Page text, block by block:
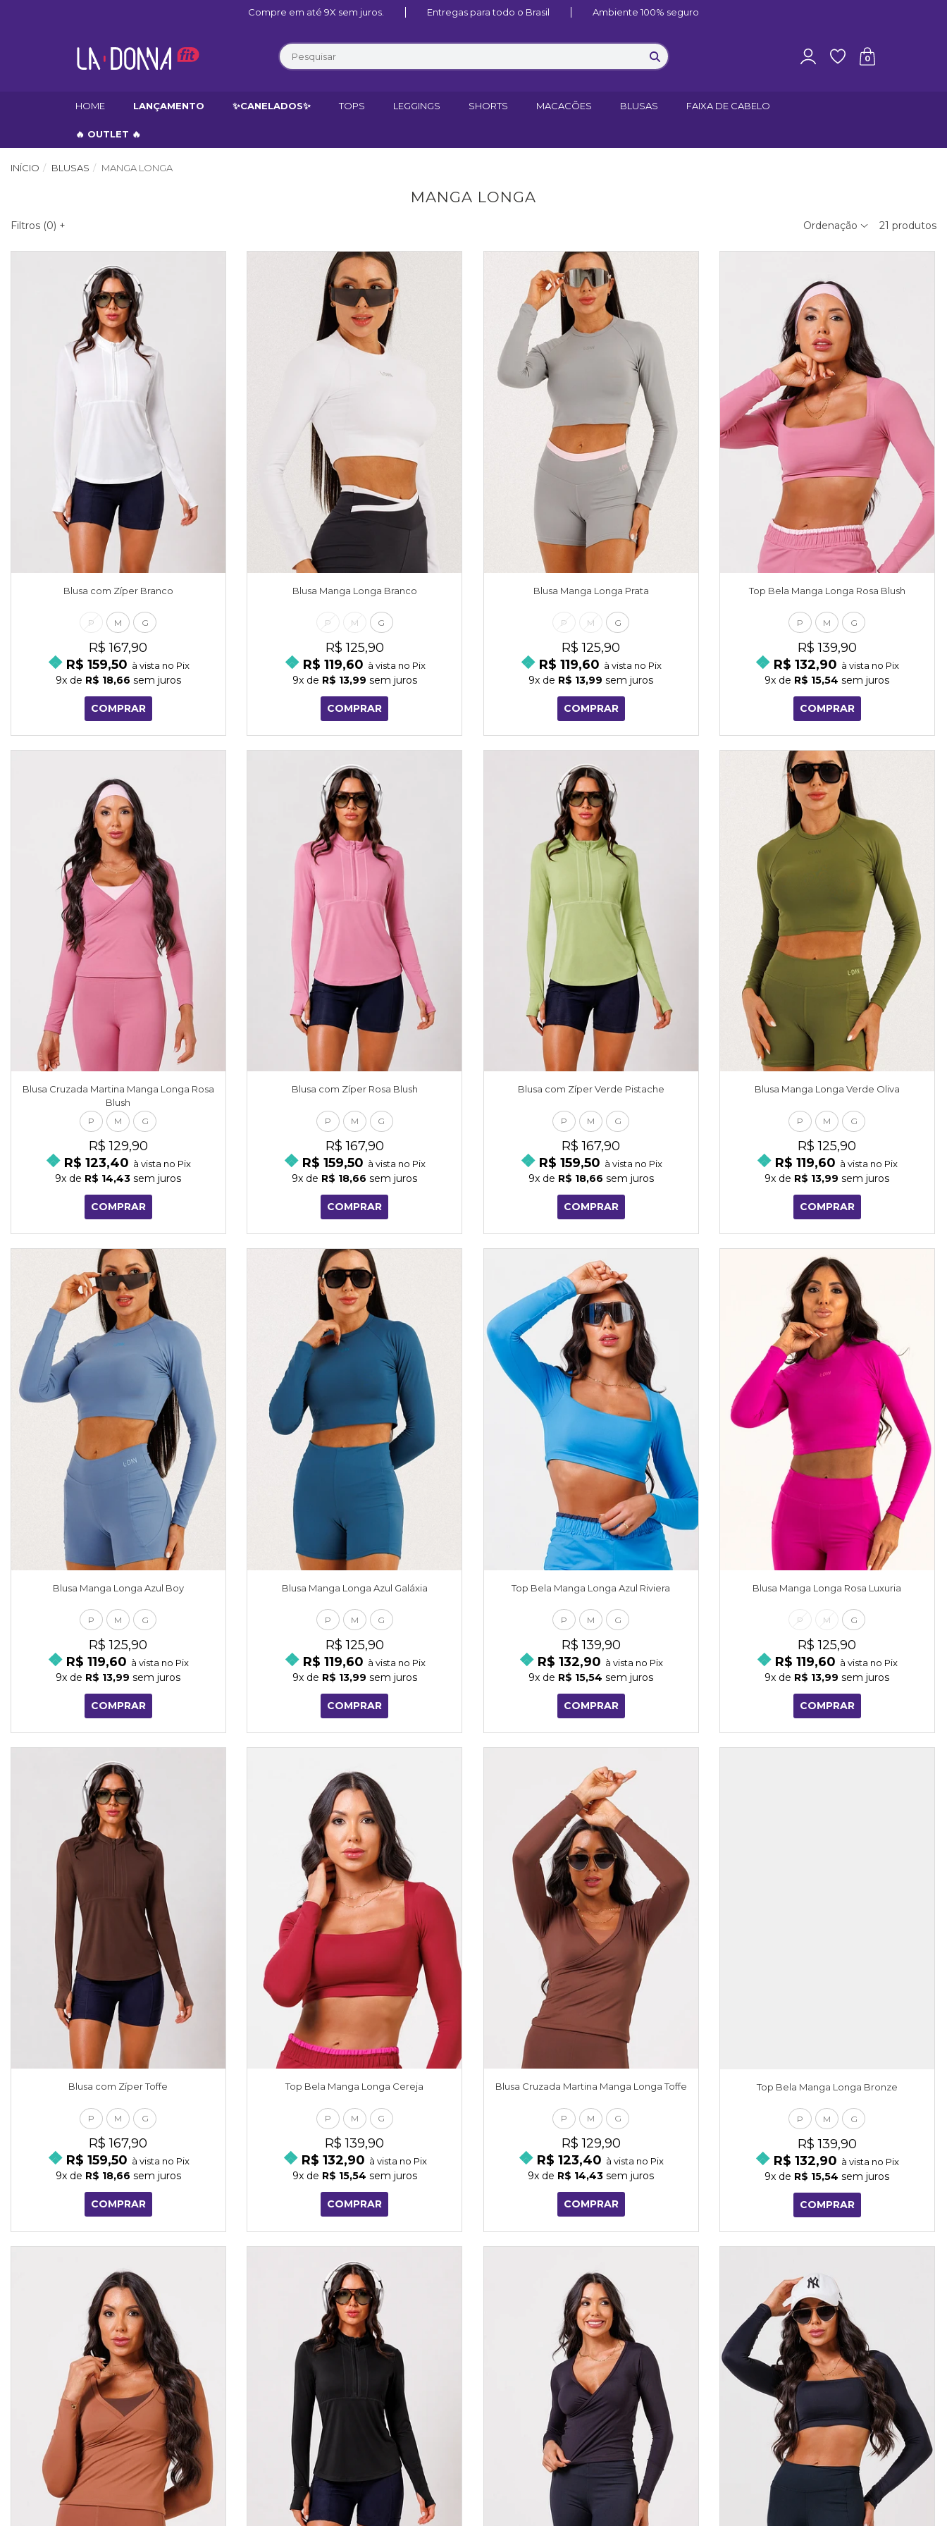
Compre em até 9X sem juros. Entregas para todo o Brasil Ambiente 100% seguro
0
HOME LANÇAMENTO ✨CANELADOS✨ TOPS LEGGINGS SHORTS MACACÕES BLUSAS FAIXA DE CABELO
🔥 OUTLET 🔥
INÍCIO BLUSAS MANGA LONGA
MANGA LONGA
Filtros (0) + Ordenação 21 produtos
Blusa com Zíper Branco
P M G
R$ 167,90
R$ 159,50 à vista no Pix
9xde R$ 18,66 sem juros
COMPRAR
Blusa Manga Longa Branco
P M G
R$ 125,90
R$ 119,60 à vista no Pix
9xde R$ 13,99 sem juros
COMPRAR
Blusa Manga Longa Prata
P M G
R$ 125,90
R$ 119,60 à vista no Pix
9x de R$ 13,99 sem juros
COMPRAR
Top Bela Manga Longa Rosa Blush
P M G
R$ 139,90
R$ 132,90 à vista no Pix
9x de R$ 15,54 sem juros
COMPRAR
Blusa Cruzada Martina Manga Longa Rosa
Blush
P M G
R$ 129,90
R$ 123,40 à vista no Pix
9x de R$ 14,43 sem juros
COMPRAR
Blusa com Zíper Rosa Blush
P M G
R$ 167,90
R$ 159,50 à vista no Pix
9x de R$ 18,66 sem juros
COMPRAR
Blusa com Zíper Verde Pistache
P M G
R$ 167,90
R$ 159,50 à vista no Pix
9xde R$ 18,66 sem juros
COMPRAR
Blusa Manga Longa Verde Oliva
P M G
R$ 125,90
R$ 119,60 à vista no Pix
9x de R$ 13,99 sem juros
COMPRAR
Blusa Manga Longa Azul Boy
P M G
R$ 125,90
R$ 119,60 à vista no Pix
9x de R$ 13,99 sem juros
COMPRAR
Blusa Manga Longa Azul Galáxia
P M G
R$ 125,90
R$ 119,60 à vista no Pix
9xde R$ 13,99 sem juros
COMPRAR
Top Bela Manga Longa Azul Riviera
P M G
R$ 139,90
R$ 132,90 à vista no Pix
9x de R$ 15,54 sem juros
COMPRAR
Blusa Manga Longa Rosa Luxuria
P M G
R$ 125,90
R$ 119,60 à vista no Pix
9x de R$ 13,99 sem juros
COMPRAR
Blusa com Zíper Toffe
P M G
R$ 167,90
R$ 159,50 à vista no Pix
9xde R$ 18,66 sem juros
COMPRAR
Top Bela Manga Longa Cereja
P M G
R$ 139,90
R$ 132,90 à vista no Pix
9xde R$ 15,54 sem juros
COMPRAR
Blusa Cruzada Martina Manga Longa Toffe
P M G
R$ 129,90
R$ 123,40 à vista no Pix
9x de R$ 14,43 sem juros
COMPRAR
Top Bela Manga Longa Bronze
P M G
R$ 139,90
R$ 132,90 à vista no Pix
9x de R$ 15,54 sem juros
COMPRAR